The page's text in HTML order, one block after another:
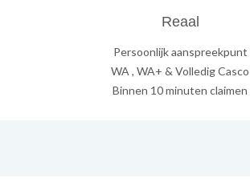
Reaal
Persoonlijk aanspreekpunt
WA , WA+ & Volledig Casco
Binnen 10 minuten claimen